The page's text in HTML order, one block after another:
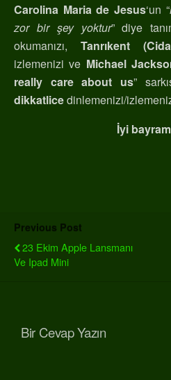
Carolina Maria de Jesus‘un “
zor bir şey yoktur” diye
okumanızı, Tanrıkent
izlemenizi ve Michael
really care about us”
dikkatlicedinlemenizi/
İyi
Previous Post
23 Ekim Apple Lansmanı
Ve Ipad Mini
Bir Cevap Yazın